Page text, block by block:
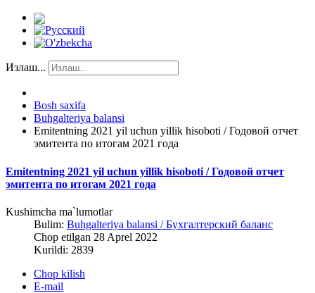
Излаш...
Bosh saxifa
Buhgalteriya balansi
Emitentning 2021 yil uchun yillik hisoboti / Годовой отчет
эмитента по итогам 2021 года
Emitentning 2021 yil uchun yillik hisoboti / Годовой отчет
эмитента по итогам 2021 года
Kushimcha ma`lumotlar
Bulim: Buhgalteriya balansi / Бухгалтерский баланс
Chop etilgan 28 Aprel 2022
Kurildi: 2839
Chop kilish
E-mail